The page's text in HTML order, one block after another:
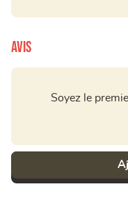
Avis
Soyez le